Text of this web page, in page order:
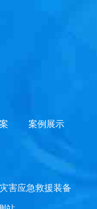
案例展示
害应急救援装备